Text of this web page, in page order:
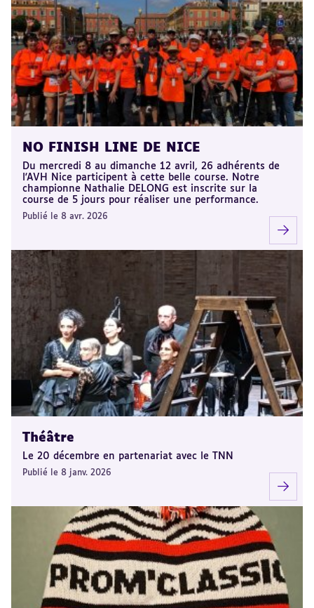
NO FINISH LINE DE NICE
Du mercredi 8 au dimanche 12 avril, 26 adhérents de
l'AVH Nice participent à cette belle course. Notre
championne Nathalie DELONG est inscrite sur la
course de 5 jours pour réaliser une performance.
Publié le 8 avr. 2026
Théâtre
Le 20 décembre en partenariat avec le TNN
Publié le 8 janv. 2026